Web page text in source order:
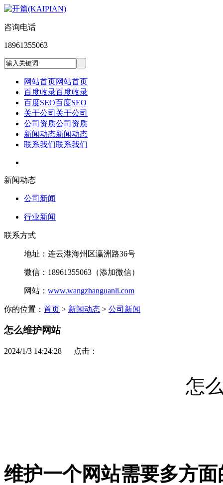
咨询电话
18961355063
网站首页网站首页
百度收录百度收录
百度SEO百度SEO
关于公司 关于公司
公司资质公司资质
新闻动态新闻动态
联系我们联系我们
新闻动态
公司新闻
行业新闻
联系方式
地址：连云港海州区瀛洲路36号
微信：18961355063（添加微信）
网站： www.wangzhanguanli.com
你的位置： 首页 > 新闻动态 > 公司新闻
怎么维护网站
2024/1/3 14:24:28 点击：
怎
维护一个网站需要多方